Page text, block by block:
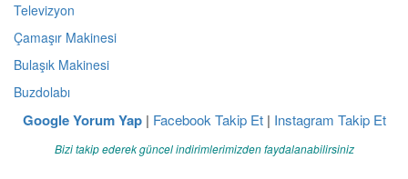
Televizyon
Çamaşır Makinesi
Bulaşık Makinesi
Buzdolabı
Google Yorum Yap| Facebook Takip Et| Instagram Takip Et
Bizi takip ederek güncel indirimlerimizden faydalanabilirsiniz